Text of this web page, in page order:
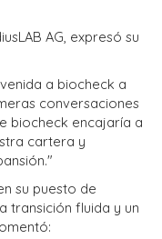
AG, expresó su
a biocheck a
conversaciones
biocheck encajaría a
cartera y
su puesto de
transición fluida y un